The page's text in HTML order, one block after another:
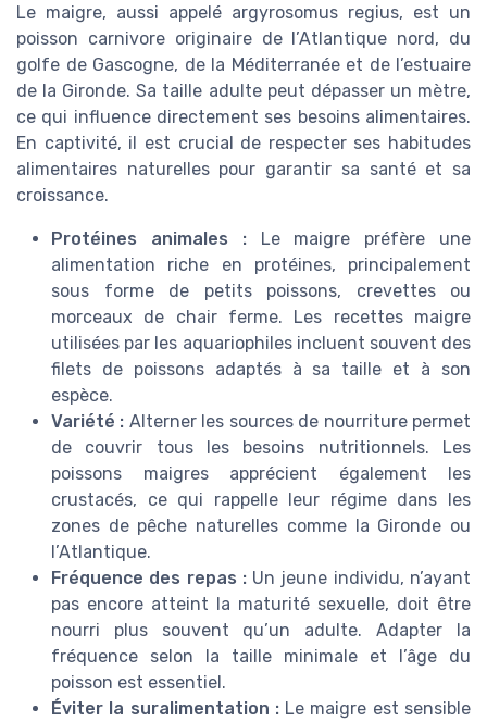
Le maigre, aussi appelé argyrosomus regius, est un
poisson carnivore originaire de l’Atlantique nord, du
golfe de Gascogne, de la Méditerranée et de l’estuaire
de la Gironde. Sa taille adulte peut dépasser un mètre,
ce qui influence directement ses besoins alimentaires.
En captivité, il est crucial de respecter ses habitudes
alimentaires naturelles pour garantir sa santé et sa
croissance.
Protéines animales :Le maigre préfère une
alimentation riche en protéines, principalement
sous forme de petits poissons, crevettes ou
morceaux de chair ferme. Les recettes maigre
utilisées par les aquariophiles incluent souvent des
filets de poissons adaptés à sa taille et à son
espèce.
Variété : Alterner les sources de nourriture permet
de couvrir tous les besoins nutritionnels. Les
poissons maigres apprécient également les
crustacés, ce qui rappelle leur régime dans les
zones de pêche naturelles comme la Gironde ou
l’Atlantique.
Fréquence des repas :Un jeune individu, n’ayant
pas encore atteint la maturité sexuelle, doit être
nourri plus souvent qu’un adulte. Adapter la
fréquence selon la taille minimale et l’âge du
poisson est essentiel.
Éviter la suralimentation :Le maigre est sensible